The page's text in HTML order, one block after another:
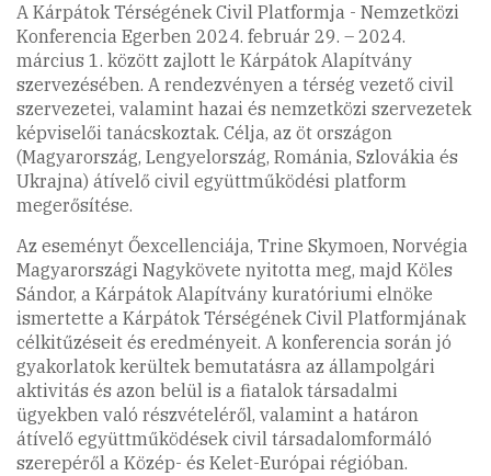
A Kárpátok Térségének Civil Platformja - Nemzetközi
Konferencia Egerben 2024. február 29. – 2024.
március 1. között zajlott le Kárpátok Alapítvány
szervezésében. A rendezvényen a térség vezető civil
szervezetei, valamint hazai és nemzetközi szervezetek
képviselői tanácskoztak. Célja, az öt országon
(Magyarország, Lengyelország, Románia, Szlovákia és
Ukrajna) átívelő civil együttműködési platform
megerősítése.
Az eseményt Őexcellenciája, Trine Skymoen, Norvégia
Magyarországi Nagykövete nyitotta meg, majd Köles
Sándor, a Kárpátok Alapítvány kuratóriumi elnöke
ismertette a Kárpátok Térségének Civil Platformjának
célkitűzéseit és eredményeit. A konferencia során jó
gyakorlatok kerültek bemutatásra az állampolgári
aktivitás és azon belül is a fiatalok társadalmi
ügyekben való részvételéről, valamint a határon
átívelő együttműködések civil társadalomformáló
szerepéről a Közép- és Kelet-Európai régióban.